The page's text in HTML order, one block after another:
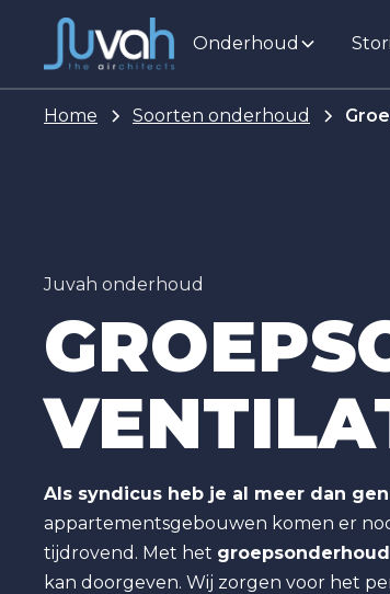
Onderhoud
Home Soorten onderhoud
Juvah onderhoud
Als syndicus heb je al meer dan
appartementsgebouwen komen er
tijdrovend. Met het
kan doorgeven. Wij zorgen voor het